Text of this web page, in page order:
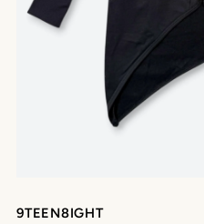
9TEEN8IGHT